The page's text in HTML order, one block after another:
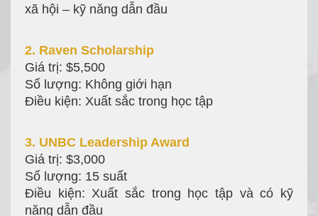
xã hội – kỹ năng dẫn đầu
2. Raven Scholarship
Giá trị: $5,500
Số lượng: Không giới hạn
Điều kiện: Xuất sắc trong học tập
3. UNBC Leadership Award
Giá trị: $3,000
Số lượng: 15 suất
Điều kiện: Xuất sắc trong học tập và có kỹ
năng dẫn đầu